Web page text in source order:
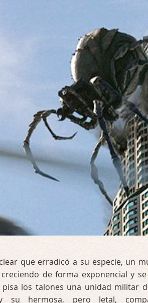
que erradicó a su especie, un
de forma exponencial y
los talones una unidad militar
hermosa, pero letal,